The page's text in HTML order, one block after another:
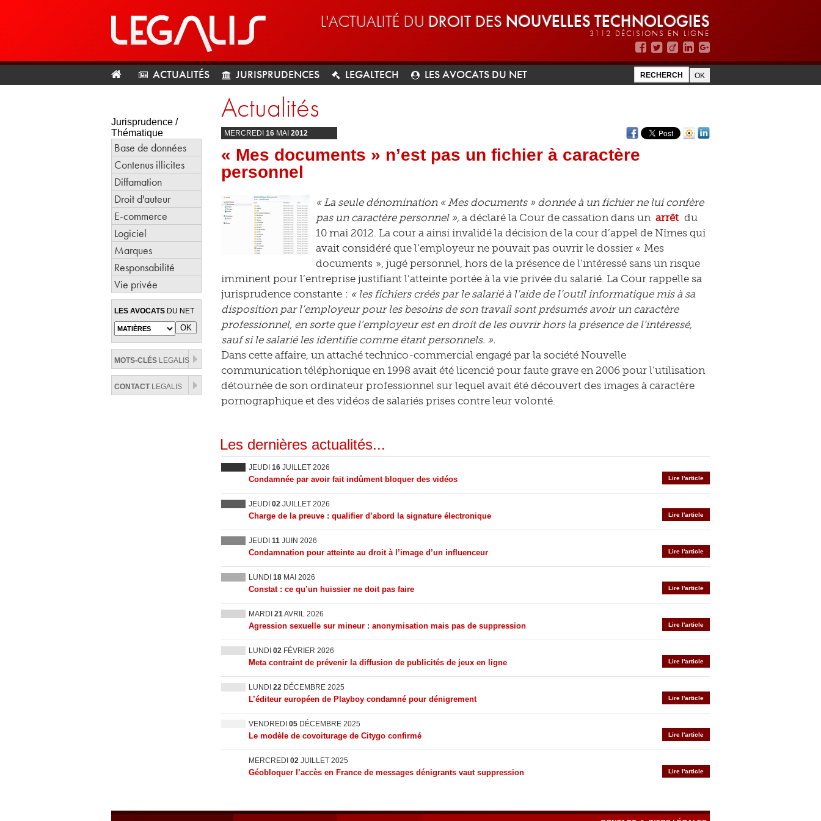
L'ACTUALITÉ DU DROIT DES NOUVELLES TECHNOLOGIES
3112 DÉCISIONS EN LIGNE
ACTUALITÉS JURISPRUDENCES LEGALTECH LES AVOCATS DU NET
Jurisprudence /
Thématique
Base de données
Contenus illicites
Diffamation
Droit d'auteur
E-commerce
Logiciel
Marques
Responsabilité
Vie privée
LES AVOCATS DU NET
MOTS-CLÉS LEGALIS
CONTACTLEGALIS
Actualités
MERCREDI 16 MAI 2012
« Mes documents » n’est pas un fichier à caractère
personnel
« La seule dénomination « Mes documents » donnée à un fichier ne lui confère
pas un caractère personnel », a déclaré la Cour de cassation dans un arrêt du
10 mai 2012. La cour a ainsi invalidé la décision de la cour d’appel de Nîmes qui
avait considéré que l’employeur ne pouvait pas ouvrir le dossier « Mes
documents », jugé personnel, hors de la présence de l’intéressé sans un risque
imminent pour l’entreprise justifiant l’atteinte portée à la vie privée du salarié. La Cour rappelle sa
jurisprudence constante : « les fichiers créés par le salarié à l’aide de l’outil informatique mis à sa
disposition par l’employeur pour les besoins de son travail sont présumés avoir un caractère
professionnel, en sorte que l’employeur est en droit de les ouvrir hors la présence de l’intéressé,
sauf si le salarié les identifie comme étant personnels. ».
Dans cette affaire, un attaché technico-commercial engagé par la société Nouvelle
communication téléphonique en 1998 avait été licencié pour faute grave en 2006 pour l’utilisation
détournée de son ordinateur professionnel sur lequel avait été découvert des images à caractère
pornographique et des vidéos de salariés prises contre leur volonté.
Les dernières actualités...
JEUDI 16 JUILLET 2026
Lire l'article
Condamnée par avoir fait indûment bloquer des vidéos
JEUDI 02 JUILLET 2026
Lire l'article
Charge de la preuve : qualifier d’abord la signature électronique
JEUDI 11 JUIN 2026
Lire l'article
Condamnation pour atteinte au droit à l’image d’un influenceur
LUNDI 18 MAI 2026
Lire l'article
Constat : ce qu’un huissier ne doit pas faire
MARDI 21AVRIL 2026
Lire l'article
Agression sexuelle sur mineur : anonymisation mais pas de suppression
LUNDI 02 FÉVRIER 2026
Lire l'article
Meta contraint de prévenir la diffusion de publicités de jeux en ligne
LUNDI 22 DÉCEMBRE 2025
Lire l'article
L’éditeur européen de Playboy condamné pour dénigrement
VENDREDI 05 DÉCEMBRE 2025
Lire l'article
Le modèle de covoiturage de Citygo confirmé
MERCREDI 02 JUILLET 2025
Lire l'article
Géobloquer l’accès en France de messages dénigrants vaut suppression